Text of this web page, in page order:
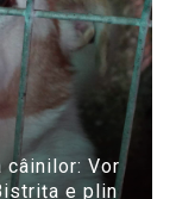
Vor
e plin